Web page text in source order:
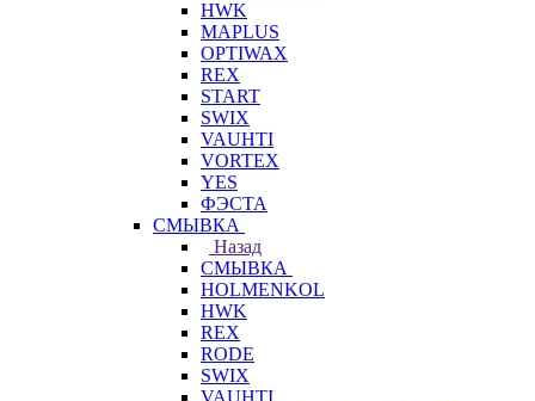
HWK
MAPLUS
OPTIWAX
REX
START
SWIX
VAUHTI
VORTEX
YES
ФЭСТА
СМЫВКА
Назад
СМЫВКА
HOLMENKOL
HWK
REX
RODE
SWIX
VAUHTI